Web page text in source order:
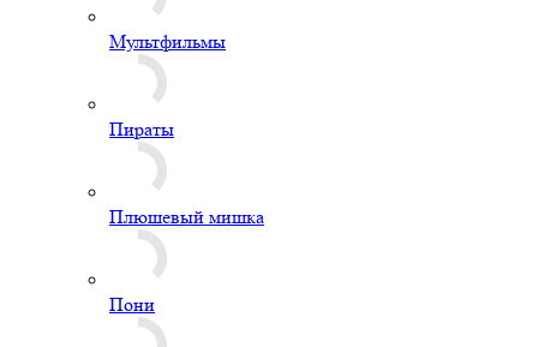
Мультфильмы
Пираты
Плюшевый мишка
Пони